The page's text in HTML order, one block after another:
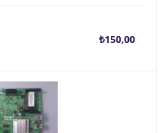
₺150,00
Şu